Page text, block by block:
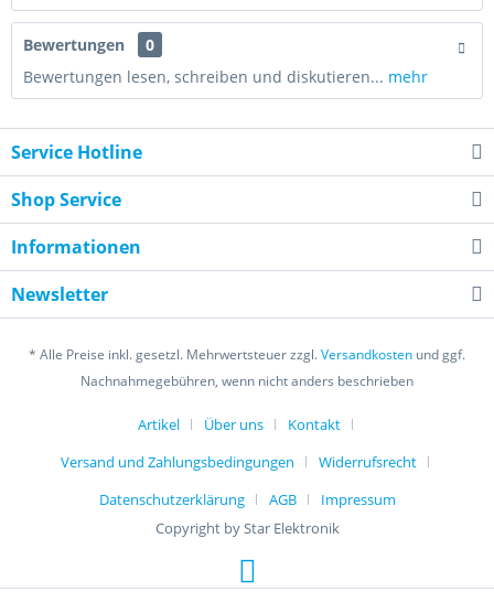
Bewertungen
0
Bewertungen lesen, schreiben und diskutieren... mehr
Service Hotline
Shop Service
Informationen
Newsletter
* Alle Preise inkl. gesetzl. Mehrwertsteuer zzgl.Versandkosten und ggf.
Nachnahmegebühren, wenn nicht anders beschrieben
Artikel Über uns
Kontakt
Versand und Zahlungsbedingungen
Widerrufsrecht
Datenschutzerklärung
AGB
Impressum
Copyright by Star Elektronik